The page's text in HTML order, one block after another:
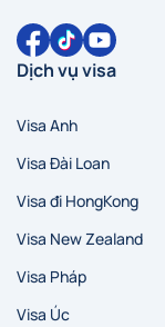
Dịch vụ visa
Visa Anh
Visa Đài Loan
Visa đi HongKong
Visa New Zealand
Visa Pháp
Visa Úc